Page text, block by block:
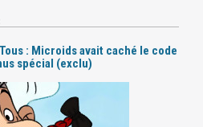
: Microids avait caché le code
spécial (exclu)